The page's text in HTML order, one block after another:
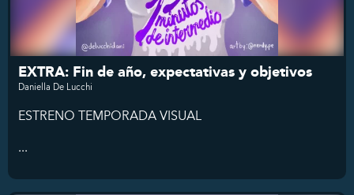
EXTRA: Fin de año, expectativas y objetivos
Daniella De Lucchi
ESTRENO TEMPORADA VISUAL
...